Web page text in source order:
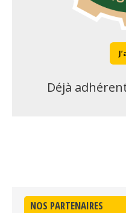
Déjà
NOS PARTENAIRES